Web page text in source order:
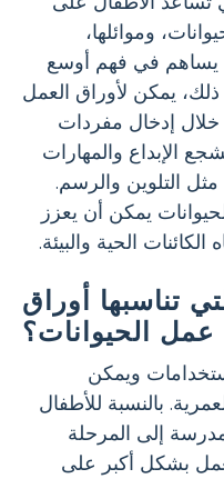
وموائلها،
يساهم في فهم أوسع
ذلك، يمكن لأوراق العمل
خلال إدخال مفردات
الإبداع والمهارات
التلوين والرسم.
يمكن أن يعزز
الحية والبيئة.
تناسبها أوراق
عمل الحيوانات؟
ويمكن
بالنسبة للأطفال
إلى المرحلة
بشكل أكبر على